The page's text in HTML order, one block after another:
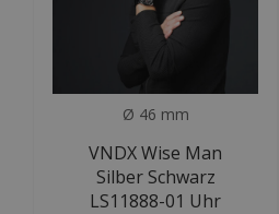
Ø 46 mm
VNDX Wise Man
Silber Schwarz
LS11888-01 Uhr